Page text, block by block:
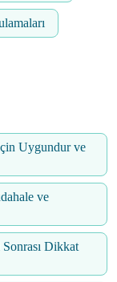
Uygundur ve
ve
Dikkat